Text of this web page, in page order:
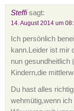
Steffisagt:
14. August 2014 um
Ich persönlich
kann.Leider ist mir
nun gesundheitlich
Kindern,die
Du hast alles
wehmütig,wenn